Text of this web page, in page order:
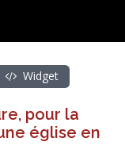
Widget
pour la
église en